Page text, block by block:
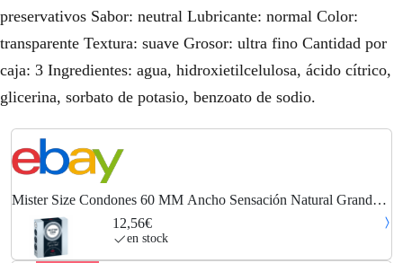
preservativos Sabor: neutral Lubricante: normal Color:
transparente Textura: suave Grosor: ultra fino Cantidad por
caja: 3 Ingredientes: agua, hidroxietilcelulosa, ácido cítrico,
glicerina, sorbato de potasio, benzoato de sodio.
Mister Size Condones 60 MM Ancho Sensación Natural Grande
Para Lubricados Caja 3
12,56€
en stock